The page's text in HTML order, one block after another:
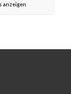
anzeigen